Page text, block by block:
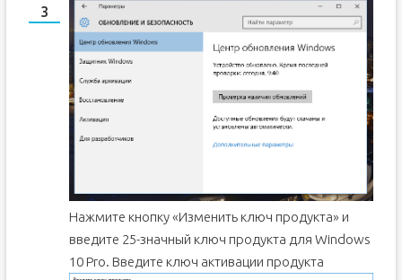
Нажмите кнопку «Изменить ключ продукта» и
введите 25-значный ключ продукта для Windows
10 Pro. Введите ключ активации продукта